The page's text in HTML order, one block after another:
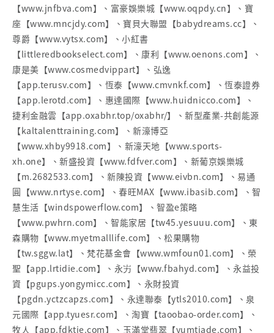
【www.jnfbva.com】、富豪娛樂城【www.oqpdy.cn】、寶
座【www.mncjdy.com】、寶貝大聯盟【babydreams.cc】、
尊爵【www.vytsx.com】、小紅書
【littleredbookselect.com】、康利【www.oenons.com】、
康是美【www.cosmedvippart】、弘逸
【app.terusv.com】、恆泰【www.cmvnkf.com】、恆泰證券
【app.lerotd.com】、惠達國際【www.huidnicco.com】、
捷利金融雲【app.oxabhr.top/oxabhr/】、新型產業-共創能源
【kaltalenttraining.com】、新濠博亞
【www.xhby9918.com】、新濠天地【www.sports-
xh.one】、新盛投資【www.fdfver.com】、新葡京娛樂城
【m.2682533.com】、新陳投資【www.eivbn.com】、易通
圓【www.nrtyse.com】、春旺MAX【www.ibasib.com】、智
慧生活【windspowerflow.com】、智盈e策略
【www.pwhrn.com】、智能家居【tw45.yesuuu.com】、東
森購物【www.myetmalllife.com】、松果購物
【tw.sggw.lat】、梵花基金會【www.wmfoun01.com】、榮
聖【app.lrtidie.com】、永屴【www.fbahyd.com】、永益投
資【pgups.yongymicc.com】、永財投資
【pgdn.yctzcapzs.com】、永達聯泰【ytls2010.com】、泉
元國際【app.tyuesr.com】、淘寶【taoobao-order.com】、
牧人【app.fdktie.com】、玉滿堂翡翠【yumtjade.com】、